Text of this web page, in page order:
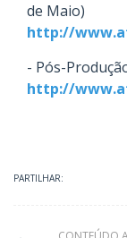
de Maio)
http://
- Pós-
http://
PARTILHAR: